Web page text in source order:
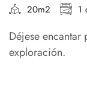
20m2 1
Déjese
exploración.